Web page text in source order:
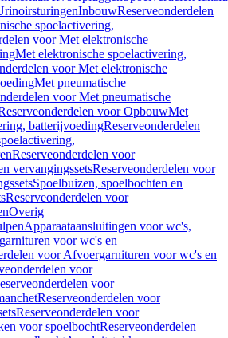
InbouwReserveonderdelen
spoelactivering,
voor Met elektronische
Met elektronische spoelactivering,
voor Met elektronische
Met pneumatische
voor Met pneumatische
voor OpbouwMet
batterijvoedingReserveonderdelen
Reserveonderdelen voor
vervangingssetsReserveonderdelen voor
Spoelbuizen, spoelbochten en
Reserveonderdelen voor
Overig
Apparaataansluitingen voor wc's,
voor wc's en
voor Afvoergarnituren voor wc's en
voor
voor
Reserveonderdelen voor
Reserveonderdelen voor
voor spoelbochtReserveonderdelen